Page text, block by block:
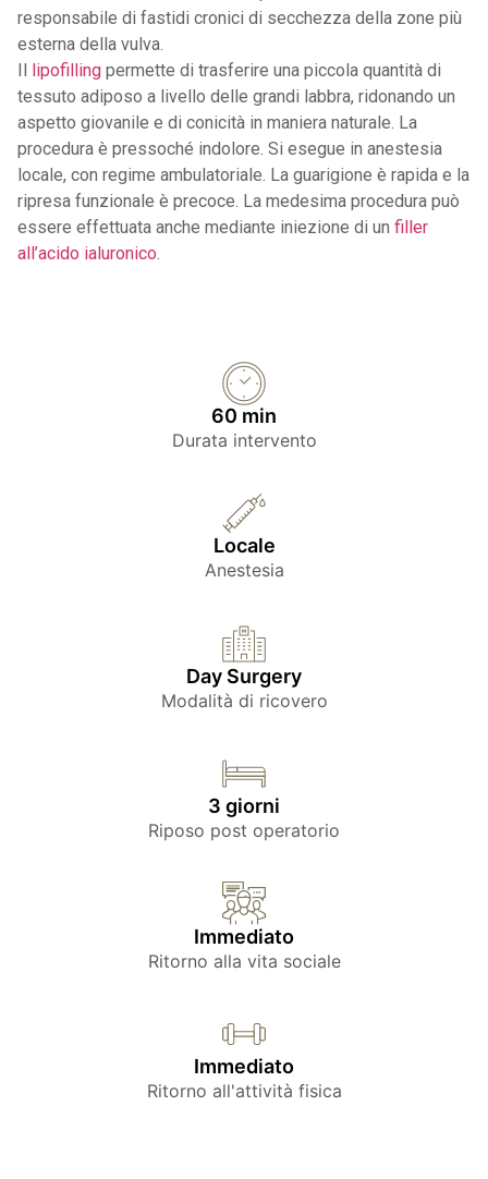
responsabile di fastidi cronici di secchezza della zone più
esterna della vulva.
Il lipofilling permette di trasferire una piccola quantità di
tessuto adiposo a livello delle grandi labbra, ridonando un
aspetto giovanile e di conicità in maniera naturale. La
procedura è pressoché indolore. Si esegue in anestesia
locale, con regime ambulatoriale. La guarigione è rapida e la
ripresa funzionale è precoce. La medesima procedura può
essere effettuata anche mediante iniezione di un filler
all’acido ialuronico
60 min
Durata intervento
Locale
Anestesia
Day Surgery
Modalità di ricovero
3 giorni
Riposo post operatorio
Immediato
Ritorno alla vita sociale
Immediato
Ritorno all'attività fisica